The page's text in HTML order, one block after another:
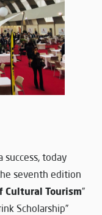
success, today
seventh edition
Tourism”
Scholarship”